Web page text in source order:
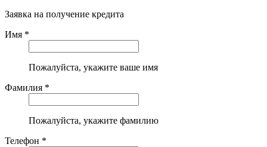
Заявка на получение кредита
Имя *
Пожалуйста, укажите ваше имя
Фамилия *
Пожалуйста, укажите фамилию
Телефон *